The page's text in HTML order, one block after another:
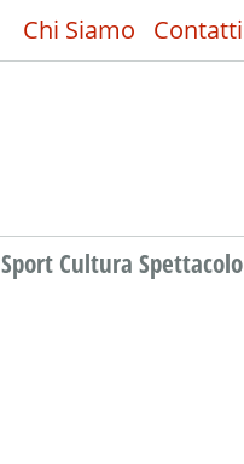
Chi Siamo Contatti
Sport Cultura Spettacolo